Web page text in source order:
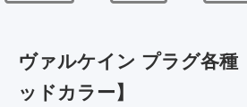
ヴァルケイン プラグ各種
ッドカラー】